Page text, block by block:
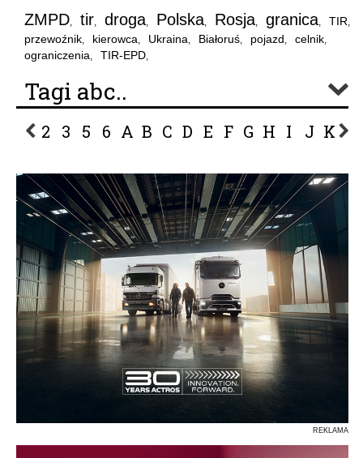
ZMPD tir droga Polska Rosja granica TIR
przewoźnik kierowca Ukraina Białoruś pojazd celnik
ograniczenia TIR-EPD
Tagi abc..
2 3 5 6 A B C D E F G H I J K L
REKLAMA